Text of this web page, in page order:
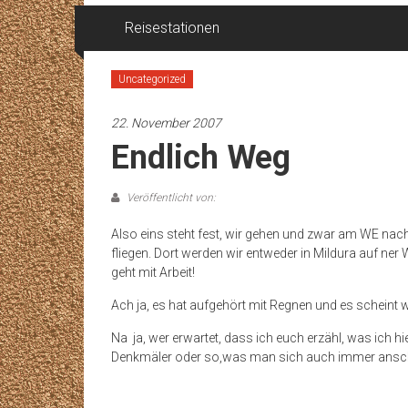
Reisestationen
Uncategorized
22. November 2007
Endlich Weg
Veröffentlicht von:
Also eins steht fest, wir gehen und zwar am WE
fliegen. Dort werden wir entweder in Mildura auf
geht mit Arbeit!
Ach ja, es hat aufgehört mit Regnen und es scheint
Na ja, wer erwartet, dass ich euch erzähl, was ich
Denkmäler oder so,was man sich auch immer